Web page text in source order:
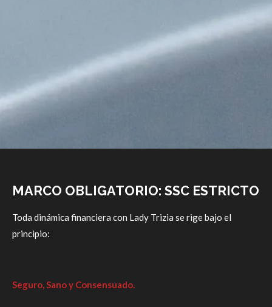
MARCO OBLIGATORIO: SSC ESTRICTO
Toda dinámica financiera con Lady Trizia se rige bajo el
principio:
Seguro, Sano y Consensuado.